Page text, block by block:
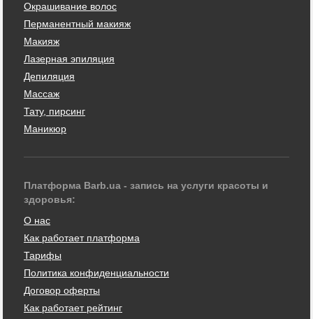
Окрашивание волос
Перманентный макияж
Макияж
Лазерная эпиляция
Депиляция
Массаж
Тату, пирсинг
Маникюр
Платформа Barb.ua - запись на услуги красоты и
здоровья:
О нас
Как работает платформа
Тарифы
Политика конфиденциальности
Договор оферты
Как работает рейтинг